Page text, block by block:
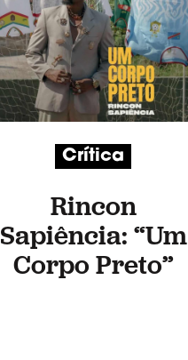
Crítica
Rincon
Sapiência: “Um
Corpo Preto”